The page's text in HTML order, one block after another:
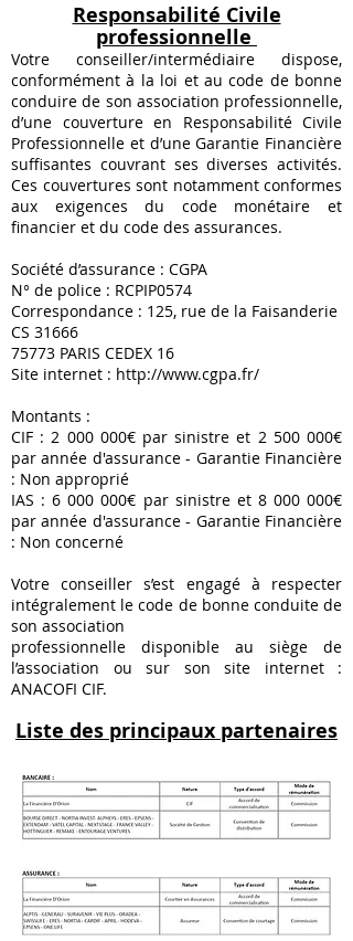
Responsabilité Civile
professionnelle
Votre conseiller/intermédiaire dispose,
conformément à la loi et au code de bonne
conduire de son association professionnelle,
d’une couverture en Responsabilité Civile
Professionnelle et d’une Garantie Financière
suffisantes couvrant ses diverses activités.
Ces couvertures sont notamment conformes
aux exigences du code monétaire et
financier et du code des assurances.
Société d’assurance : CGPA
N° de police : RCPIP0574
Correspondance : 125, rue de la Faisanderie
CS 31666
75773 PARIS CEDEX 16
Site internet : http://www.cgpa.fr/
Montants :
CIF :2 000 000€ par sinistre et 2 500 000€
par année d'assurance - Garantie Financière
: Non approprié
IAS :6 000 000€ par sinistre et 8 000 000€
par année d'assurance - Garantie Financière
: Non concerné
Votre conseiller s’est engagé à respecter
intégralement le code de bonne conduite de
son association
professionnelle disponible au siège de
l’association ou sur son site internet :
ANACOFI CIF.
Liste des principaux partenaires